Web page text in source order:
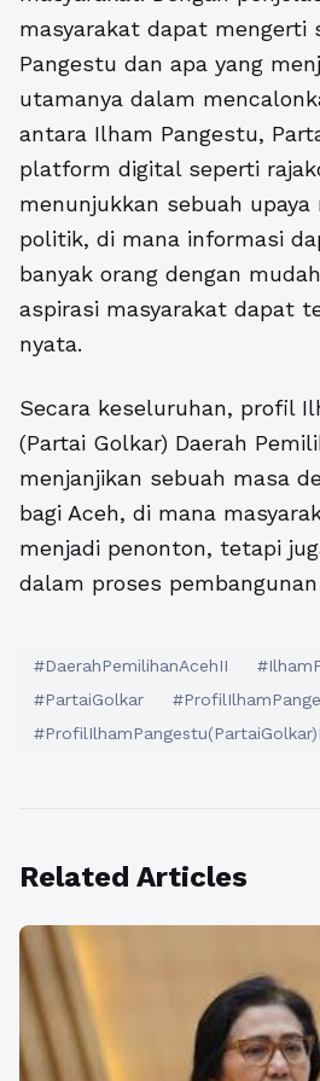
masyarakat dapat mengerti
Pangestu dan apa yang
utamanya dalam
antara Ilham Pangestu,
platform digital seperti
menunjukkan sebuah
politik, di mana informasi
banyak orang dengan
aspirasi masyarakat dapat
nyata.
Secara keseluruhan, profil
(Partai Golkar) Daerah
menjanjikan sebuah masa
bagi Aceh, di mana
menjadi penonton, tetapi
dalam proses
#DaerahPemilihanAcehII
#PartaiGolkar
Related Articles